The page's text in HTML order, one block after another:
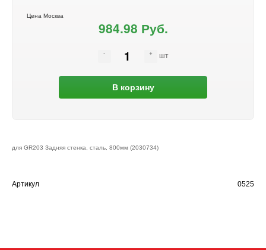
Цена Москва
984.98 Руб.
шт
В корзину
для GR203 Задняя стенка, сталь, 800мм (2030734)
Артикул 0525